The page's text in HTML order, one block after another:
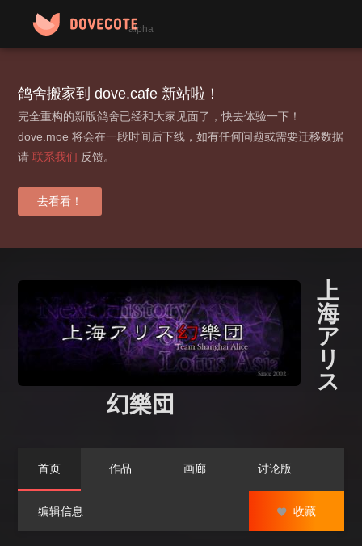
alpha
小组
登录 / 注册
鸽舍搬家到 dove.cafe 新站啦！
完全重构的新版鸽舍已经和大家见面了，快去体验一下！
dove.moe 将会在一段时间后下线，如有任何问题或需要迁移数据
请联系我们 反馈。
去看看！
上
海
ア
リ
ス
幻樂団
首页 作品 画廊 讨论版
编辑信息 收藏